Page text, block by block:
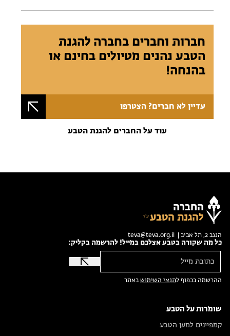
חברות וחברים בחברה להגנת
הטבע נהנים מטיולים בחינם או
בהנחה!
עדיין לא חברים? הצטרפו
עוד על החברים להגנת הטבע
החברה
להגנת הטבע
הנגב 2, תל אביב | teva@teva.org.il
כל מה שקורה בטבע אצלכם במייל! להרשמה בקליק:
ההרשמה בכפוף לתנאי השימושבאתר
שומרות על הטבע
קמפיינים למען הטבע